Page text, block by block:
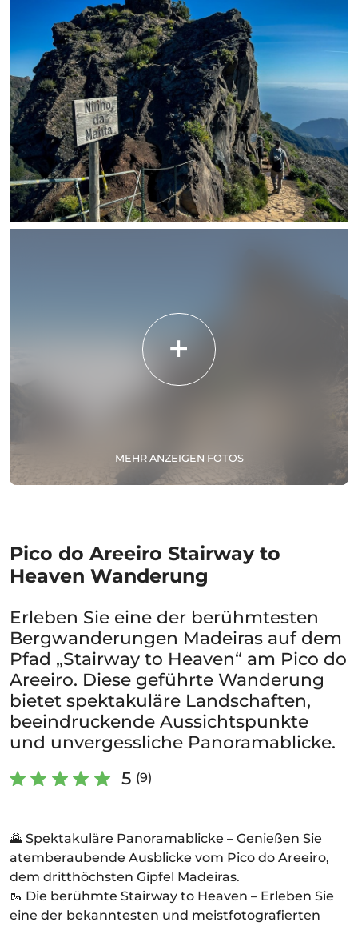
MEHR ANZEIGEN FOTOS
Pico do Areeiro Stairway to
Heaven Wanderung
Erleben Sie eine der berühmtesten
Bergwanderungen Madeiras auf dem
Pfad „Stairway to Heaven“ am Pico do
Areeiro. Diese geführte Wanderung
bietet spektakuläre Landschaften,
beeindruckende Aussichtspunkte
und unvergessliche Panoramablicke.
5 (9)
🌄 Spektakuläre Panoramablicke – Genießen Sie
atemberaubende Ausblicke vom Pico do Areeiro,
dem dritthöchsten Gipfel Madeiras.
🥾 Die berühmte Stairway to Heaven – Erleben Sie
eine der bekanntesten und meistfotografierten